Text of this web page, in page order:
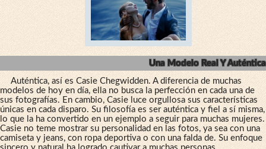
Una Modelo Real Y Auténtica
Auténtica, así es Casie Chegwidden. A diferencia de muchas
modelos de hoy en día, ella no busca la perfección en cada una de
sus fotografías. En cambio, Casie luce orgullosa sus características
únicas en cada disparo. Su filosofía es ser auténtica y fiel a sí misma,
lo que la ha convertido en un ejemplo a seguir para muchas mujeres.
Casie no teme mostrar su personalidad en las fotos, ya sea con una
camiseta y jeans, con ropa deportiva o con una falda de. Su enfoque